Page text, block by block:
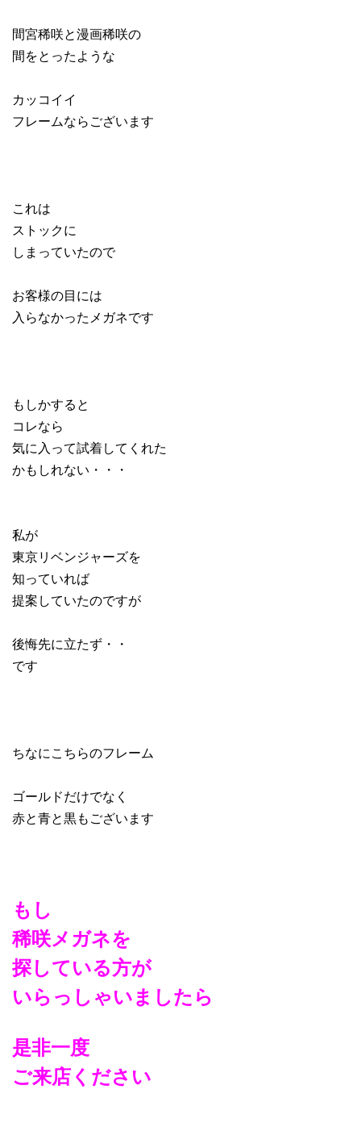
間宮稀咲と漫画稀咲の
間をとったような
カッコイイ
フレームならございます
これは
ストックに
しまっていたので
お客様の目には
入らなかったメガネです
もしかすると
コレなら
気に入って試着してくれた
かもしれない・・・
私が
東京リベンジャーズを
知っていれば
提案していたのですが
後悔先に立たず・・
です
ちなにこちらのフレーム
ゴールドだけでなく
赤と青と黒もございます
もし
稀咲メガネを
探している方が
いらっしゃいましたら
是非一度
ご来店ください